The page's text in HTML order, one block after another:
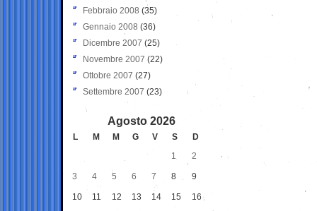
Febbraio 2008 (35)
Gennaio 2008 (36)
Dicembre 2007 (25)
Novembre 2007 (22)
Ottobre 2007 (27)
Settembre 2007 (23)
Agosto 2026
L M M G V S
D
1
2
3 4 5 6 7 8 9
10 11 12 13 14 15 16